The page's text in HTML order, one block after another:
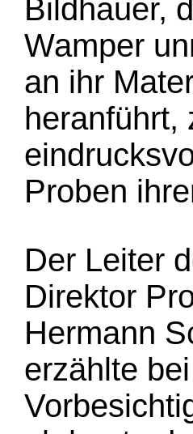
Bildhauer,
Wamper
an ihr
heranführt,
Proben
Der Leiter
Direktor
Hermann
erzählte